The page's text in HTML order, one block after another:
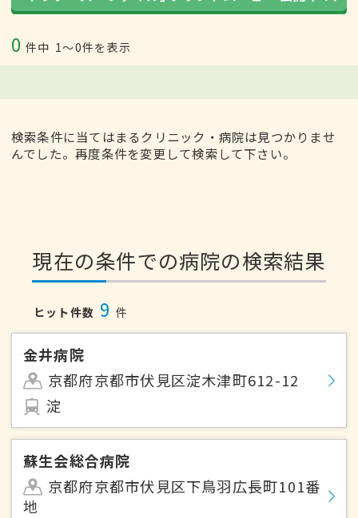
0 件中 1〜0件を表示
検索条件に当てはまるクリニック・病院は見つかりませ
んでした。再度条件を変更して検索して下さい。
現在の条件での病院の検索結果
ヒット件数 9 件
金井病院
京都府京都市伏見区淀木津町612-12
淀
蘇生会総合病院
京都府京都市伏見区下鳥羽広長町101番
地